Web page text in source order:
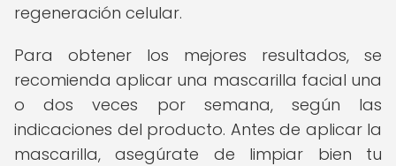
regeneración celular.
Para obtener los mejores resultados, se
recomienda aplicar una mascarilla facial una
o dos veces por semana, según las
indicaciones del producto. Antes de aplicar la
mascarilla, asegúrate de limpiar bien tu